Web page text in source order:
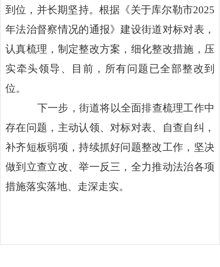
到位，并长期坚持。根据《关于库尔勒市2025
年法治督察情况的通报》建设街道对标对表，
认真梳理，制定整改方案，细化整改措施，压
实牵头领导、目前，所有问题已全部整改到
位。
下一步，街道将以全面排查梳理工作中
存在问题，主动认领、对标对表、自查自纠，
补齐短板弱项，持续抓好问题整改工作，坚决
做到立查立改、举一反三，全力推动法治各项
措施落实落地、走深走实。